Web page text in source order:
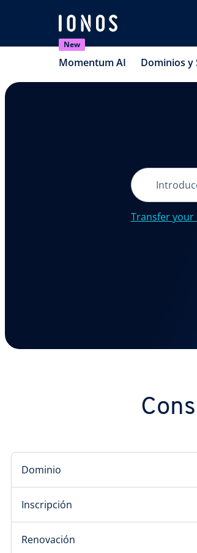
New
Momentum AI Dominios y
Transfer
Dominio
Inscripción
Renovación